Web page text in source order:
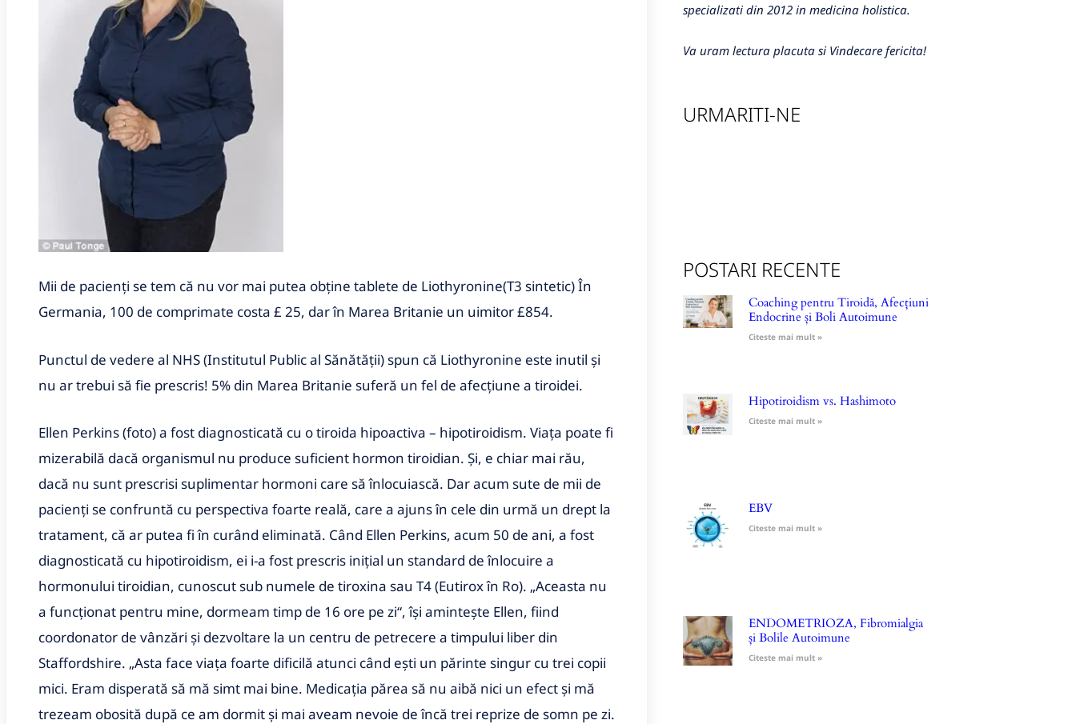
Mii de pacienți se tem că nu vor mai putea obține tablete de Liothyronine(T3 sintetic) În
Germania, 100 de comprimate costa £ 25, dar în Marea Britanie un uimitor £854.
Punctul de vedere al NHS (Institutul Public al Sănătății) spun că Liothyronine este inutil și
nu ar trebui să fie prescris! 5% din Marea Britanie suferă un fel de afecțiune a tiroidei.
Ellen Perkins (foto) a fost diagnosticată cu o tiroida hipoactiva – hipotiroidism. Viața poate fi
mizerabilă dacă organismul nu produce suficient hormon tiroidian. Și, e chiar mai rău,
dacă nu sunt prescrisi suplimentar hormoni care să înlocuiască. Dar acum sute de mii de
pacienți se confruntă cu perspectiva foarte reală, care a ajuns în cele din urmă un drept la
tratament, că ar putea fi în curând eliminată. Când Ellen Perkins, acum 50 de ani, a fost
diagnosticată cu hipotiroidism, ei i-a fost prescris inițial un standard de înlocuire a
hormonului tiroidian, cunoscut sub numele de tiroxina sau T4 (Eutirox în Ro). „Aceasta nu
a funcționat pentru mine, dormeam timp de 16 ore pe zi“, își amintește Ellen, fiind
coordonator de vânzări și dezvoltare la un centru de petrecere a timpului liber din
Staffordshire. „Asta face viața foarte dificilă atunci când ești un părinte singur cu trei copii
mici. Eram disperată să mă simt mai bine. Medicația părea să nu aibă nici un efect și mă
trezeam obosită după ce am dormit și mai aveam nevoie de încă trei reprize de somn pe zi.
specializati din 2012 in medicina holistica.
Va uram lectura placuta si Vindecare fericita!
URMARITI-NE
POSTARI RECENTE
Coaching pentru Tiroidă, Afecțiuni
Endocrine și Boli Autoimune
Citeste mai mult »
Hipotiroidism vs. Hashimoto
Citeste mai mult »
EBV
Citeste mai mult »
ENDOMETRIOZA, Fibromialgia
și Bolile Autoimune
Citeste mai mult »